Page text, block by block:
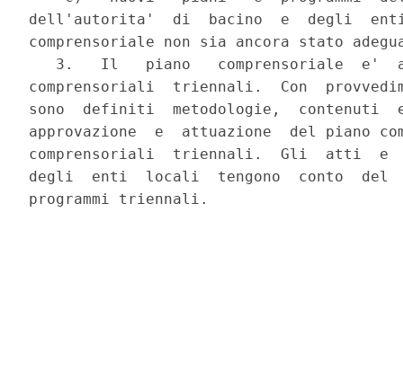
dell'autorita'  di  bacino  e  degli
comprensoriale non sia ancora stato
3.   Il   piano   comprensoriale  e'
comprensoriali  triennali.  Con
sono  definiti  metodologie,  contenuti
approvazione  e  attuazione  del piano
comprensoriali  triennali.  Gli  atti  e
degli  enti  locali  tengono  conto  del